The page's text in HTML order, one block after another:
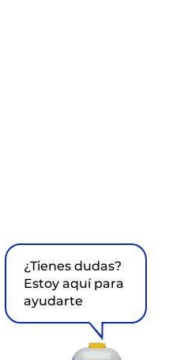
¿Tienes dudas?
Estoy aquí para
ayudarte